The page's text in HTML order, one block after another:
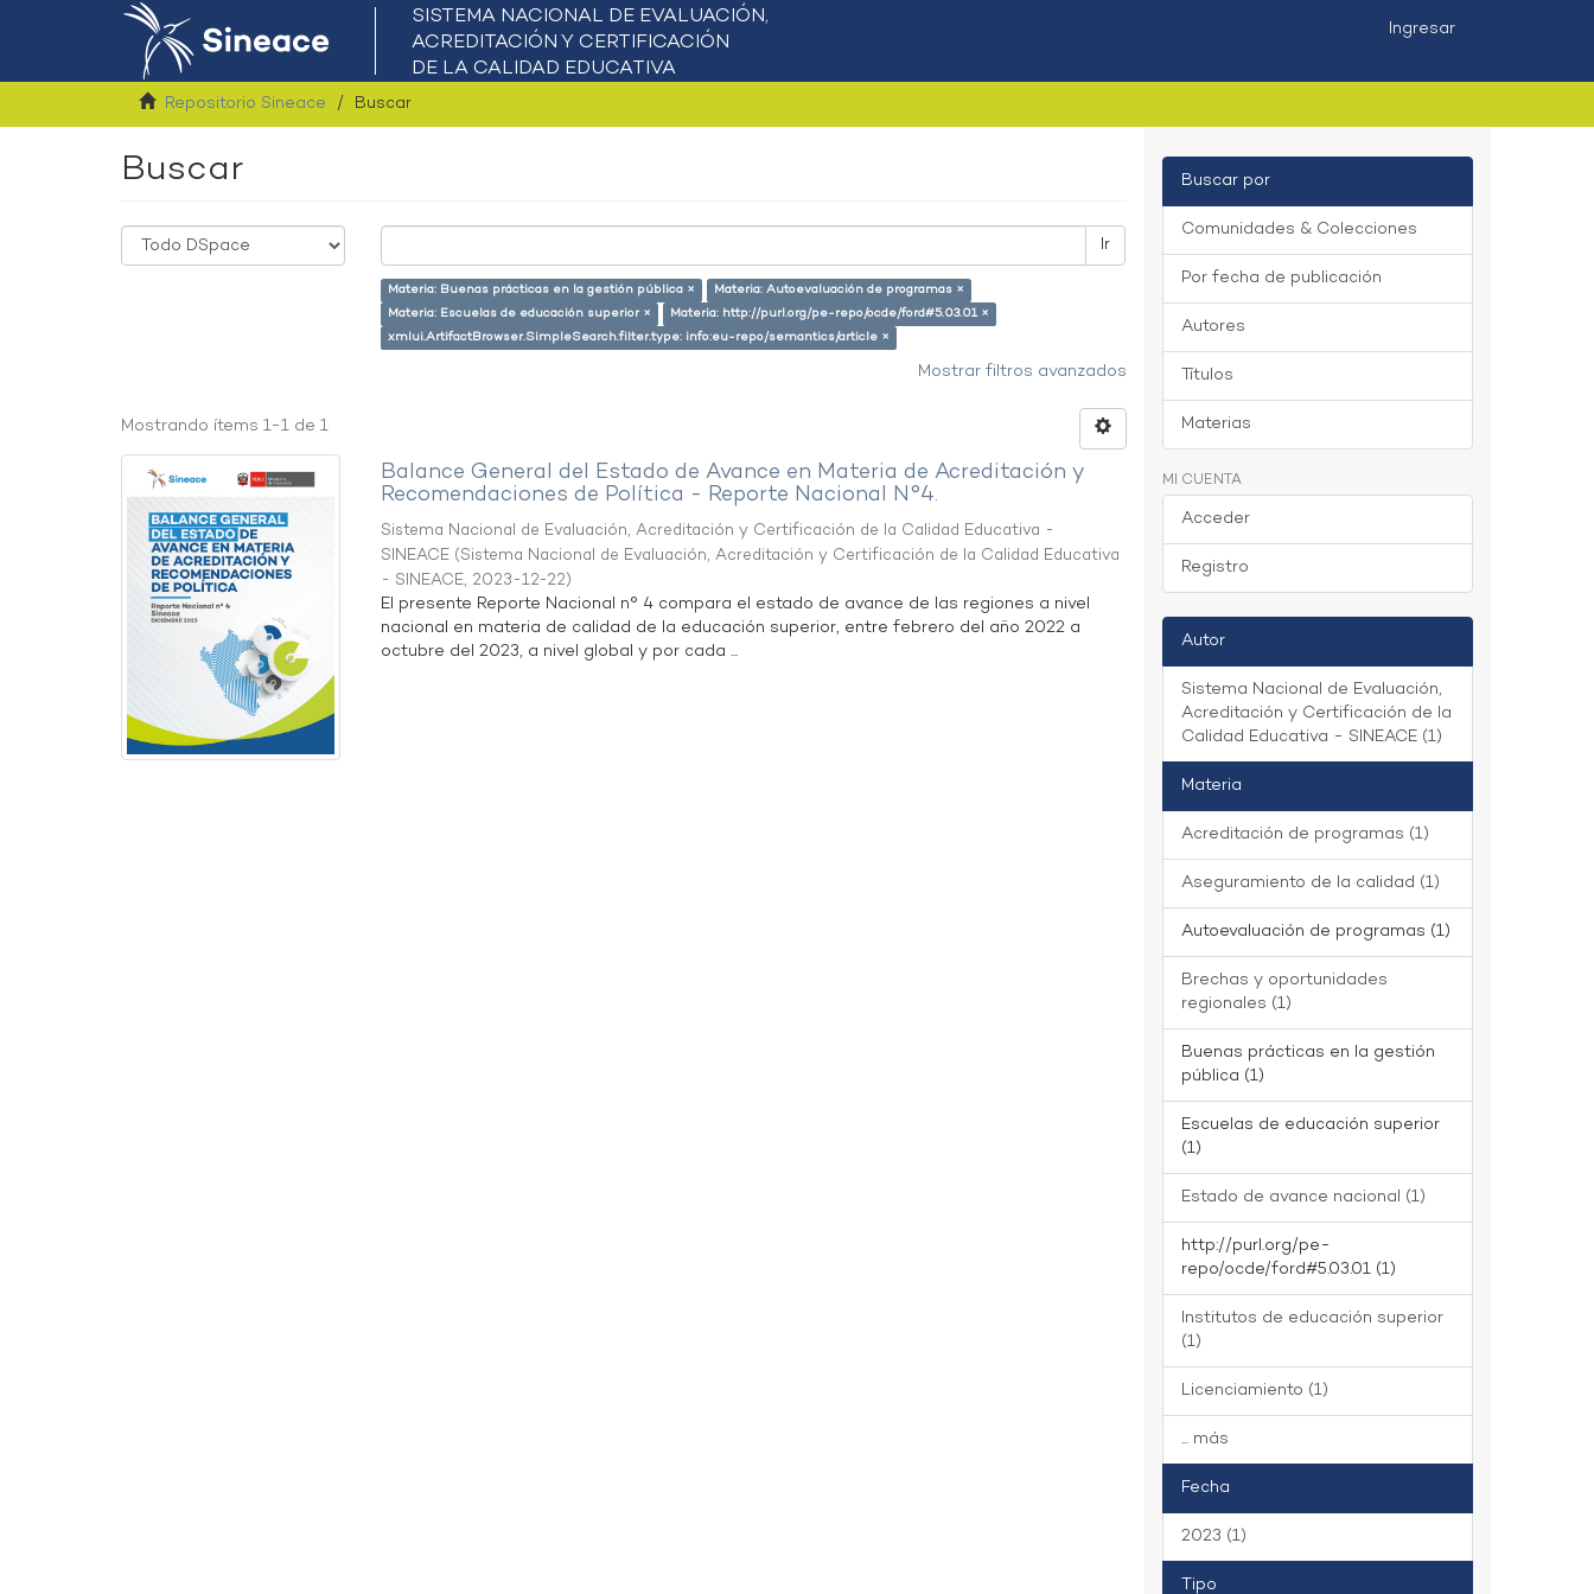
Ingresar
Repositorio Sineace Buscar
Buscar
Ir
Materia: Buenas prácticas en la gestión pública ×
Materia: Autoevaluación de programas ×
Materia: Escuelas de educación superior ×
Materia: http://purl.org/pe-repo/ocde/ford#5.03.01 ×
xmlui.ArtifactBrowser.SimpleSearch.filter.type: info:eu-repo/semantics/article ×
Mostrar filtros avanzados
Mostrando ítems 1-1 de 1
Balance General del Estado de Avance en Materia de Acreditación y
Recomendaciones de Política - Reporte Nacional N°4.
Sistema Nacional de Evaluación, Acreditación y Certificación de la Calidad Educativa -
SINEACE (Sistema Nacional de Evaluación, Acreditación y Certificación de la Calidad Educativa
- SINEACE, 2023-12-22)
El presente Reporte Nacional n° 4 compara el estado de avance de las regiones a nivel
nacional en materia de calidad de la educación superior, entre febrero del año 2022 a
octubre del 2023, a nivel global y por cada ...
Buscar por
Comunidades & Colecciones
Por fecha de publicación
Autores
Títulos
Materias
MI CUENTA
Acceder
Registro
Autor
Sistema Nacional de Evaluación,
Acreditación y Certificación de la
Calidad Educativa - SINEACE (1)
Materia
Acreditación de programas (1)
Aseguramiento de la calidad (1)
Autoevaluación de programas (1)
Brechas y oportunidades
regionales (1)
Buenas prácticas en la gestión
pública (1)
Escuelas de educación superior
(1)
Estado de avance nacional (1)
http://purl.org/pe-
repo/ocde/ford#5.03.01 (1)
Institutos de educación superior
(1)
Licenciamiento (1)
... más
Fecha
2023 (1)
Tipo